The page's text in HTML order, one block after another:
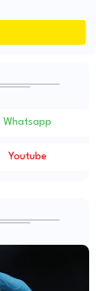
Whatsapp
Youtube